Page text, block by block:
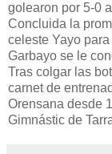
golearon por 5-0
Concluida la
celeste Yayo
Garbayo se le
Tras colgar las
carnet de
Orensana desde
Gimnástic de